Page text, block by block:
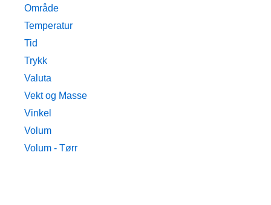
Område
Temperatur
Tid
Trykk
Valuta
Vekt og Masse
Vinkel
Volum
Volum - Tørr